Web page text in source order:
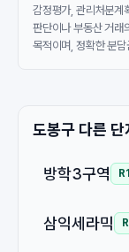
감정평가, 관리처분계
판단이나 부동산 거래
목적이며, 정확한 분
도봉구 다른 단
방학3구역 R1
삼익세라믹